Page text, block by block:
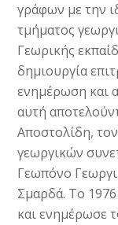
γράφων με την
τμήματος
Γεωρικής
δημιουργία
ενημέρωση και
αυτή
Αποστολίδη,
γεωργικών
Γεωπόνο
Σμαρδά. Το
και ενημέρωσε